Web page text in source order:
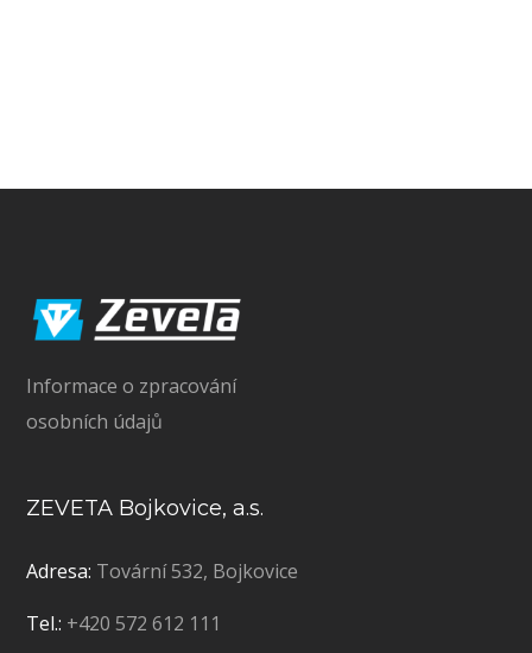
Informace o zpracování
osobních údajů
ZEVETA Bojkovice, a.s.
Adresa: Tovární 532, Bojkovice
Tel.: +420 572 612 111